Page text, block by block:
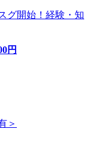
グ開始！経験・知
円
＞